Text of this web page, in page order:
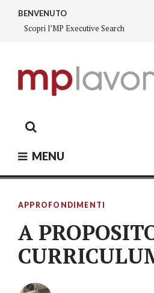
content
BENVENUTO
Scopri l’MP Executive Search
Lavoro Modena
MENU
APPROFONDIMENTI
A